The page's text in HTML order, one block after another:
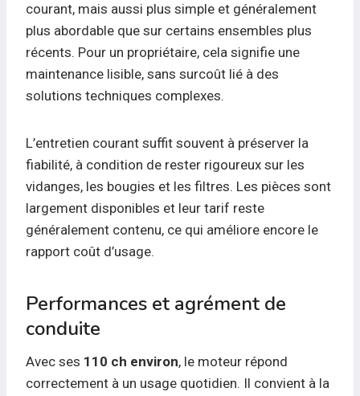
courant, mais aussi plus simple et généralement
plus abordable que sur certains ensembles plus
récents. Pour un propriétaire, cela signifie une
maintenance lisible, sans surcoût lié à des
solutions techniques complexes.
L’entretien courant suffit souvent à préserver la
fiabilité, à condition de rester rigoureux sur les
vidanges, les bougies et les filtres. Les pièces sont
largement disponibles et leur tarif reste
généralement contenu, ce qui améliore encore le
rapport coût d’usage.
Performances et agrément de
conduite
Avec ses 110 ch environ, le moteur répond
correctement à un usage quotidien. Il convient à la